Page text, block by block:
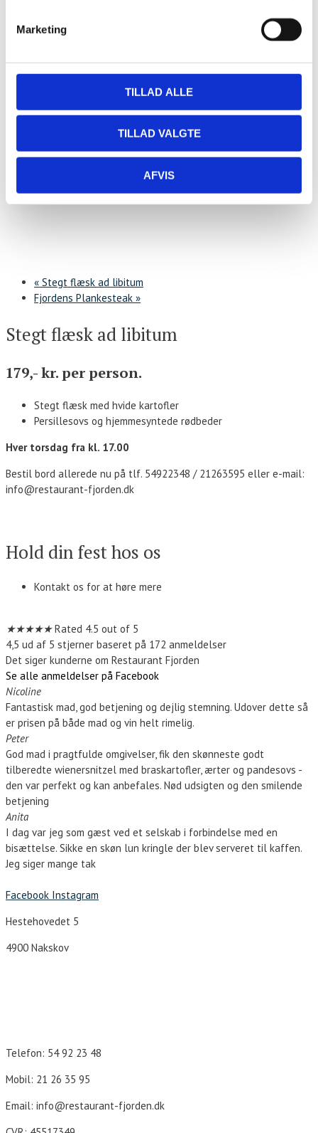
Marketing
TILLAD ALLE
TILLAD VALGTE
AFVIS
« Stegt flæsk ad libitum
Fjordens Plankesteak »
Stegt flæsk ad libitum
179,- kr. per person.
Stegt flæsk med hvide kartofler
Persillesovs og hjemmesyntede rødbeder
Hver torsdag fra kl. 17.00
Bestil bord allerede nu på tlf. 54922348 / 21263595 eller e-mail:
info@restaurant-fjorden.dk
Hold din fest hos os
Kontakt os for at høre mere
★★★★★ Rated 4.5 out of 5
4,5 ud af 5 stjerner baseret på 172 anmeldelser
Det siger kunderne om Restaurant Fjorden
Se alle anmeldelser på Facebook
Nicoline
Fantastisk mad, god betjening og dejlig stemning. Udover dette så
er prisen på både mad og vin helt rimelig.
Peter
God mad i pragtfulde omgivelser, fik den skønneste godt
tilberedte wienersnitzel med braskartofler, ærter og pandesovs -
den var perfekt og kan anbefales. Nød udsigten og den smilende
betjening
Anita
I dag var jeg som gæst ved et selskab i forbindelse med en
bisættelse. Sikke en skøn lun kringle der blev serveret til kaffen.
Jeg siger mange tak
Facebook Instagram
Hestehovedet 5
4900 Nakskov
Telefon: 54 92 23 48
Mobil: 21 26 35 95
Email: info@restaurant-fjorden.dk